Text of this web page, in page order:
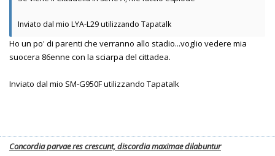
Inviato dal mio LYA-L29 utilizzando Tapatalk
Ho un po' di parenti che verranno allo stadio...voglio vedere mia
suocera 86enne con la sciarpa del cittadea.
Inviato dal mio SM-G950F utilizzando Tapatalk
Concordia parvae res crescunt, discordia maximae dilabuntur